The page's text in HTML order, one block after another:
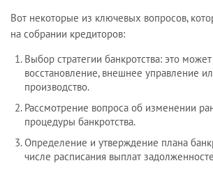
Вот некоторые из ключевых вопросов,
на собрании кредиторов:
Выбор стратегии банкротства: это
восстановление, внешнее управление
производство.
Рассмотрение вопроса об изменении
процедуры банкротства.
Определение и утверждение плана
числе расписания выплат